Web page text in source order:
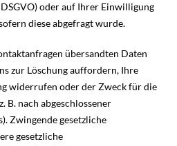
oder auf Ihrer Einwilligung
diese abgefragt wurde.
übersandten Daten
zur Löschung auffordern, Ihre
widerrufen oder der Zweck für die
B. nach abgeschlossener
Zwingende gesetzliche
gesetzliche